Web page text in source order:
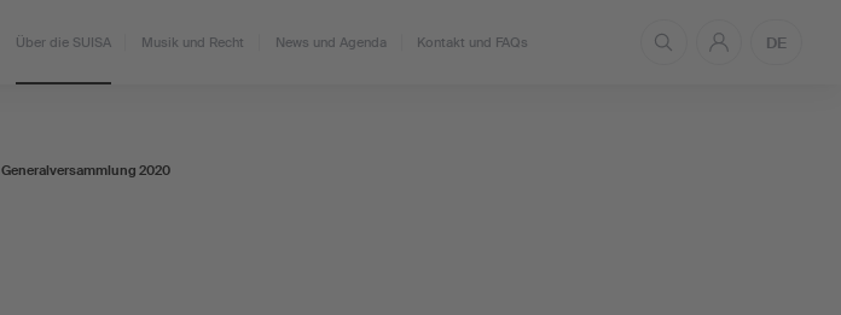
Über die SUISA Musik und Recht News und Agenda Kontakt und FAQs DE
Generalversammlung 2020